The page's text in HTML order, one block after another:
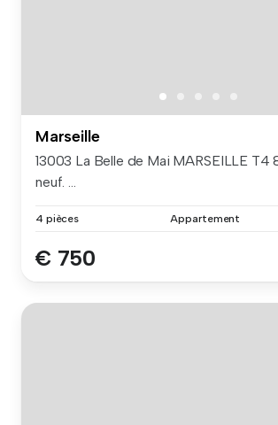
Marseille
13003 La Belle de Mai MARSEILLE T4
neuf. ...
4 pièces Appartement
€ 750